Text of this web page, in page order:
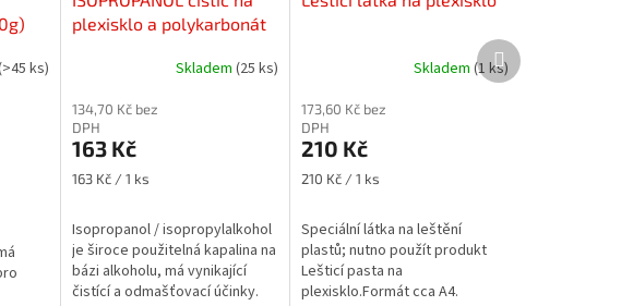
ks)
plexisklo a polykarbonát
Skladem(25 ks)
134,70 Kč bez
DPH
163 Kč
Měrná
163 Kč / 1 ks
Isopropanol / isopropylalkohol
je široce použitelná kapalina na
bázi alkoholu, má vynikající
čistící a odmašťovací účinky.
Skladem (1 ks)
173,60 Kč bez
DPH
210 Kč
Měrná
210 Kč / 1 ks
Speciální látka na leštění
plastů; nutno použít produkt
Lešticí pasta na
plexisklo.Formát cca A4.
Další
produkt